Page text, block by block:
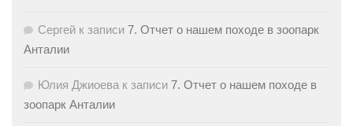
Сергей к записи 7. Отчет о нашем походе в зоопарк
Анталии
Юлия Джиоева к записи 7. Отчет о нашем походе в
зоопарк Анталии